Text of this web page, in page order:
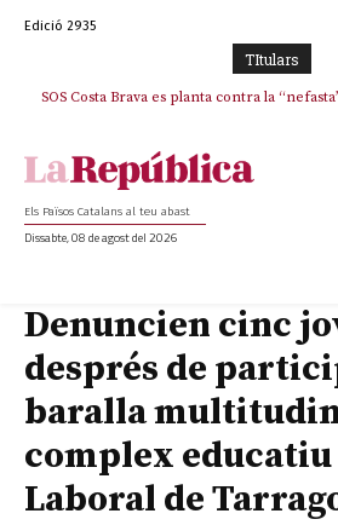
Edició 2935
TItulars
SOS Costa Brava es planta contra la
Els Països Catalans al teu abast
Dissabte, 08 de agost del 2026
Denuncien cinc
després de
baralla
complex educatiu
Laboral de